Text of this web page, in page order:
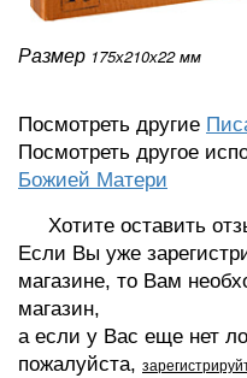
Размер 175х210х22 мм
Посмотреть другие
Посмотреть другое
Божией Матери
Хотите оставить
Если Вы уже
магазине, то Вам
магазин,
а если у Вас еще нет
пожалуйста,